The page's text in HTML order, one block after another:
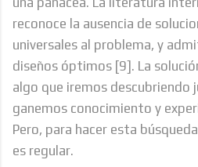
reconoce la ausencia de
universales al problema, y
diseños óptimos [9]. La
algo que iremos descubriendo
ganemos conocimiento y
Pero, para hacer esta
es regular.